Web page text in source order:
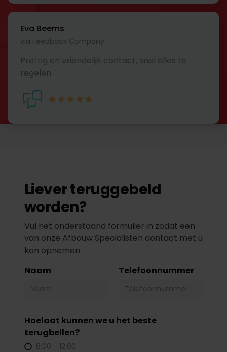
Eva Beems
via Feedback Company
Prettig en vriendelijk contact, snel alles te
regelen
Liever teruggebeld
worden?
Vul het onderstaand formulier in zodat een
van onze Afbouw Specialisten contact met u
kan opnemen.
Naam
Telefoonnummer
Hoelaat kunnen we u het beste
terugbellen?
8:00 - 12:00